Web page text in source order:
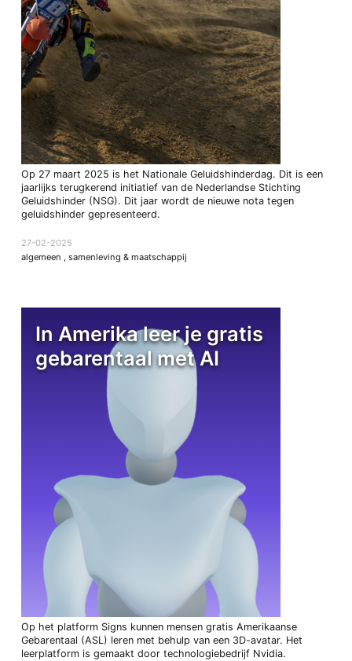
Op 27 maart 2025 is het Nationale Geluidshinderdag. Dit is een
jaarlijks terugkerend initiatief van de Nederlandse Stichting
Geluidshinder (NSG). Dit jaar wordt de nieuwe nota tegen
geluidshinder gepresenteerd.
27-02-2025
algemeen
samenleving & maatschappij
In Amerika leer je gratis
gebarentaal met AI
Op het platform Signs kunnen mensen gratis Amerikaanse
Gebarentaal (ASL) leren met behulp van een 3D-avatar. Het
leerplatform is gemaakt door technologiebedrijf Nvidia.